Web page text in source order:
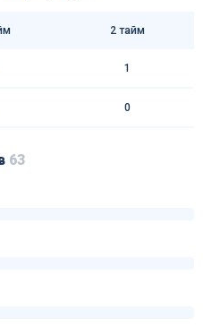
2 тайм
1
0
63